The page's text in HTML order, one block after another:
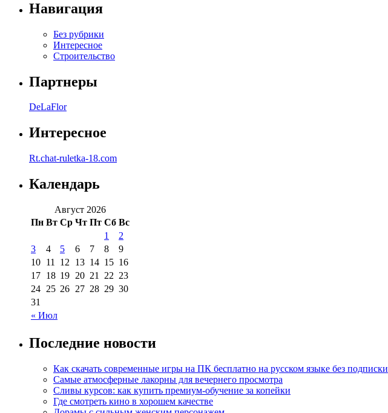
Навигация
Без рубрики
Интересное
Строительство
Партнеры
DeLaFlor
Интересное
Rt.chat-ruletka-18.com
Календарь
Август 2026
Пн Вт Ср Чт Пт Сб Вс
« Июл
1
2
3
4 5 6 7 8
9
10 11 12 13 14 15 16
17 18 19 20 21 22 23
24 25 26 27 28 29 30
31
Последние новости
Как скачать современные игры на ПК бесплатно на русском языке без подписки
Самые атмосферные лакорны для вечернего просмотра
Сливы курсов: как купить премиум-обучение за копейки
Где смотреть кино в хорошем качестве